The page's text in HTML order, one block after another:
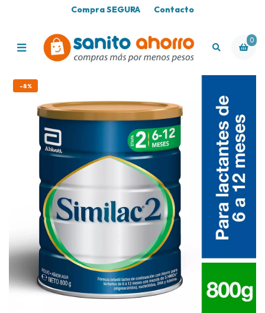
Compra SEGURA Contacto
0
-8%